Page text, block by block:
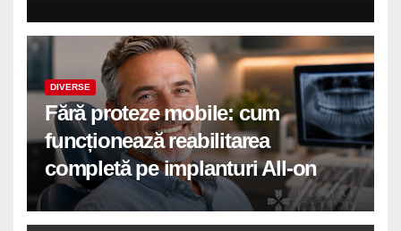
DIVERSE
Fără proteze mobile: cum
funcționează reabilitarea
completă pe implanturi All-on